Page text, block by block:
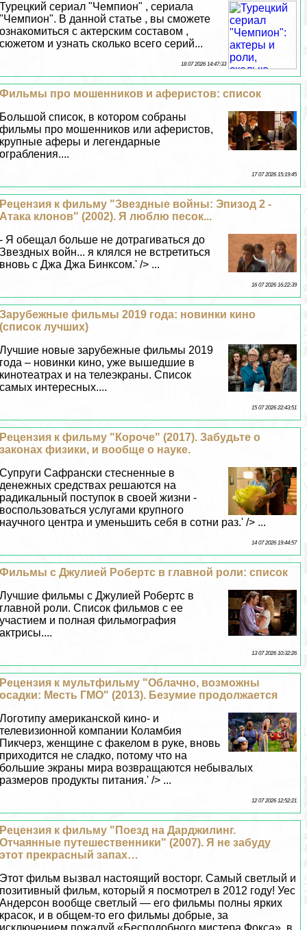
Турецкий сериал "Чемпион" , сериала
"Чемпион". В данной статье , вы сможете
ознакомиться с актерским составом ,
сюжетом и узнать сколько всего серий...
18 07 2026 14:47:33
Фильмы про мошенников и аферистов: список
Большой список, в котором собраны
фильмы про мошенников или аферистов,
крупные аферы и легендарные
ограбления....
17 07 2026 15:19:45
Рецензия к фильму "Звездные войны: Эпизод 2 -
Атака клонов" (2002). Я люблю песок...
- Я обещал больше не дотрагиваться до
Звездных войн... я клялся не встретиться
вновь с Джа Джа Бинксом.' /> ...
16 07 2026 16:22:39
Зарубежные фильмы 2019 года: новинки кино
(список лучших)
Лучшие новые зарубежные фильмы 2019
года – новинки кино, уже вышедшие в
кинотеатрах и на телеэкраны. Список
самых интересных....
15 07 2026 22:43:51
Рецензия к фильму "Короче" (2017). Забудьте о
законах физики, и вообще о науке.
Супруги Сафрански стесненные в
денежных средствах решаются на
радикальный поступок в своей жизни -
воспользоваться услугами крупного
научного центра и уменьшить себя в сотни раз.' /> ...
14 07 2026 19:44:57
Фильмы с Джулией Робертс в главной роли: список
Лучшие фильмы с Джулией Робертс в
главной роли. Список фильмов с ее
участием и полная фильмография
актрисы....
13 07 2026 10:32:26
Рецензия к мультфильму "Облачно, возможны
осадки: Месть ГМО" (2013). Безумие продолжается
Логотипу американской кино- и
телевизионной компании Коламбия
Пикчерз, женщине с факелом в руке, вновь
приходится не сладко, потому что на
большие экраны мира возвращаются небывалых
размеров продукты питания.' /> ...
12 07 2026 12:52:21
Рецензия к фильму "Поезд на Дарджилинг.
Отчаянные путешественники" (2007). Я не забуду
этот прекрасный запах…
Этот фильм вызвал настоящий восторг. Самый светлый и
позитивный фильм, который я посмотрел в 2012 году! Уес
Андерсон вообще светлый — его фильмы полны ярких
красок, и в общем-то его фильмы добрые, за